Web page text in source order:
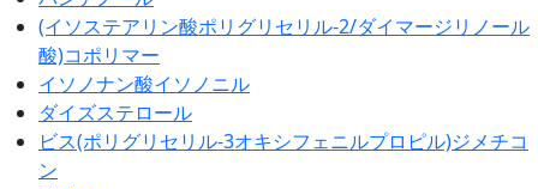
(イソステアリン酸ポリグリセリル-2/ダイマージリノール
酸)コポリマー
イソノナン酸イソノニル
ダイズステロール
ビス(ポリグリセリル-3オキシフェニルプロピル)ジメチコ
ン